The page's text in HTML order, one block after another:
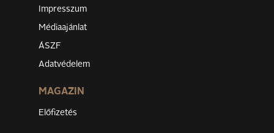
Impresszum
Médiaajánlat
ÁSZF
Adatvédelem
MAGAZIN
Előfizetés